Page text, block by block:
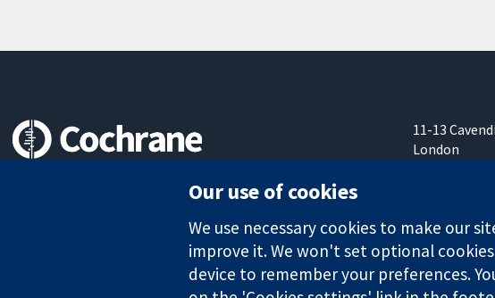
11-13
London
Our use of cookies
We use necessary cookies to make our
improve it. We won't set optional
device to remember your preferences.